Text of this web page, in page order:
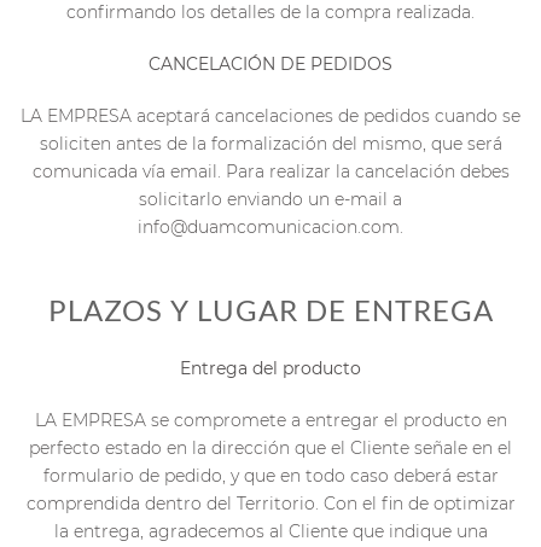
confirmando los detalles de la compra realizada.
CANCELACIÓN DE PEDIDOS
LA EMPRESA aceptará cancelaciones de pedidos cuando se
soliciten antes de la formalización del mismo, que será
comunicada vía email. Para realizar la cancelación debes
solicitarlo enviando un e-mail a
info@duamcomunicacion.com.
PLAZOS Y LUGAR DE ENTREGA
Entrega del producto
LA EMPRESA se compromete a entregar el producto en
perfecto estado en la dirección que el Cliente señale en el
formulario de pedido, y que en todo caso deberá estar
comprendida dentro del Territorio. Con el fin de optimizar
la entrega, agradecemos al Cliente que indique una